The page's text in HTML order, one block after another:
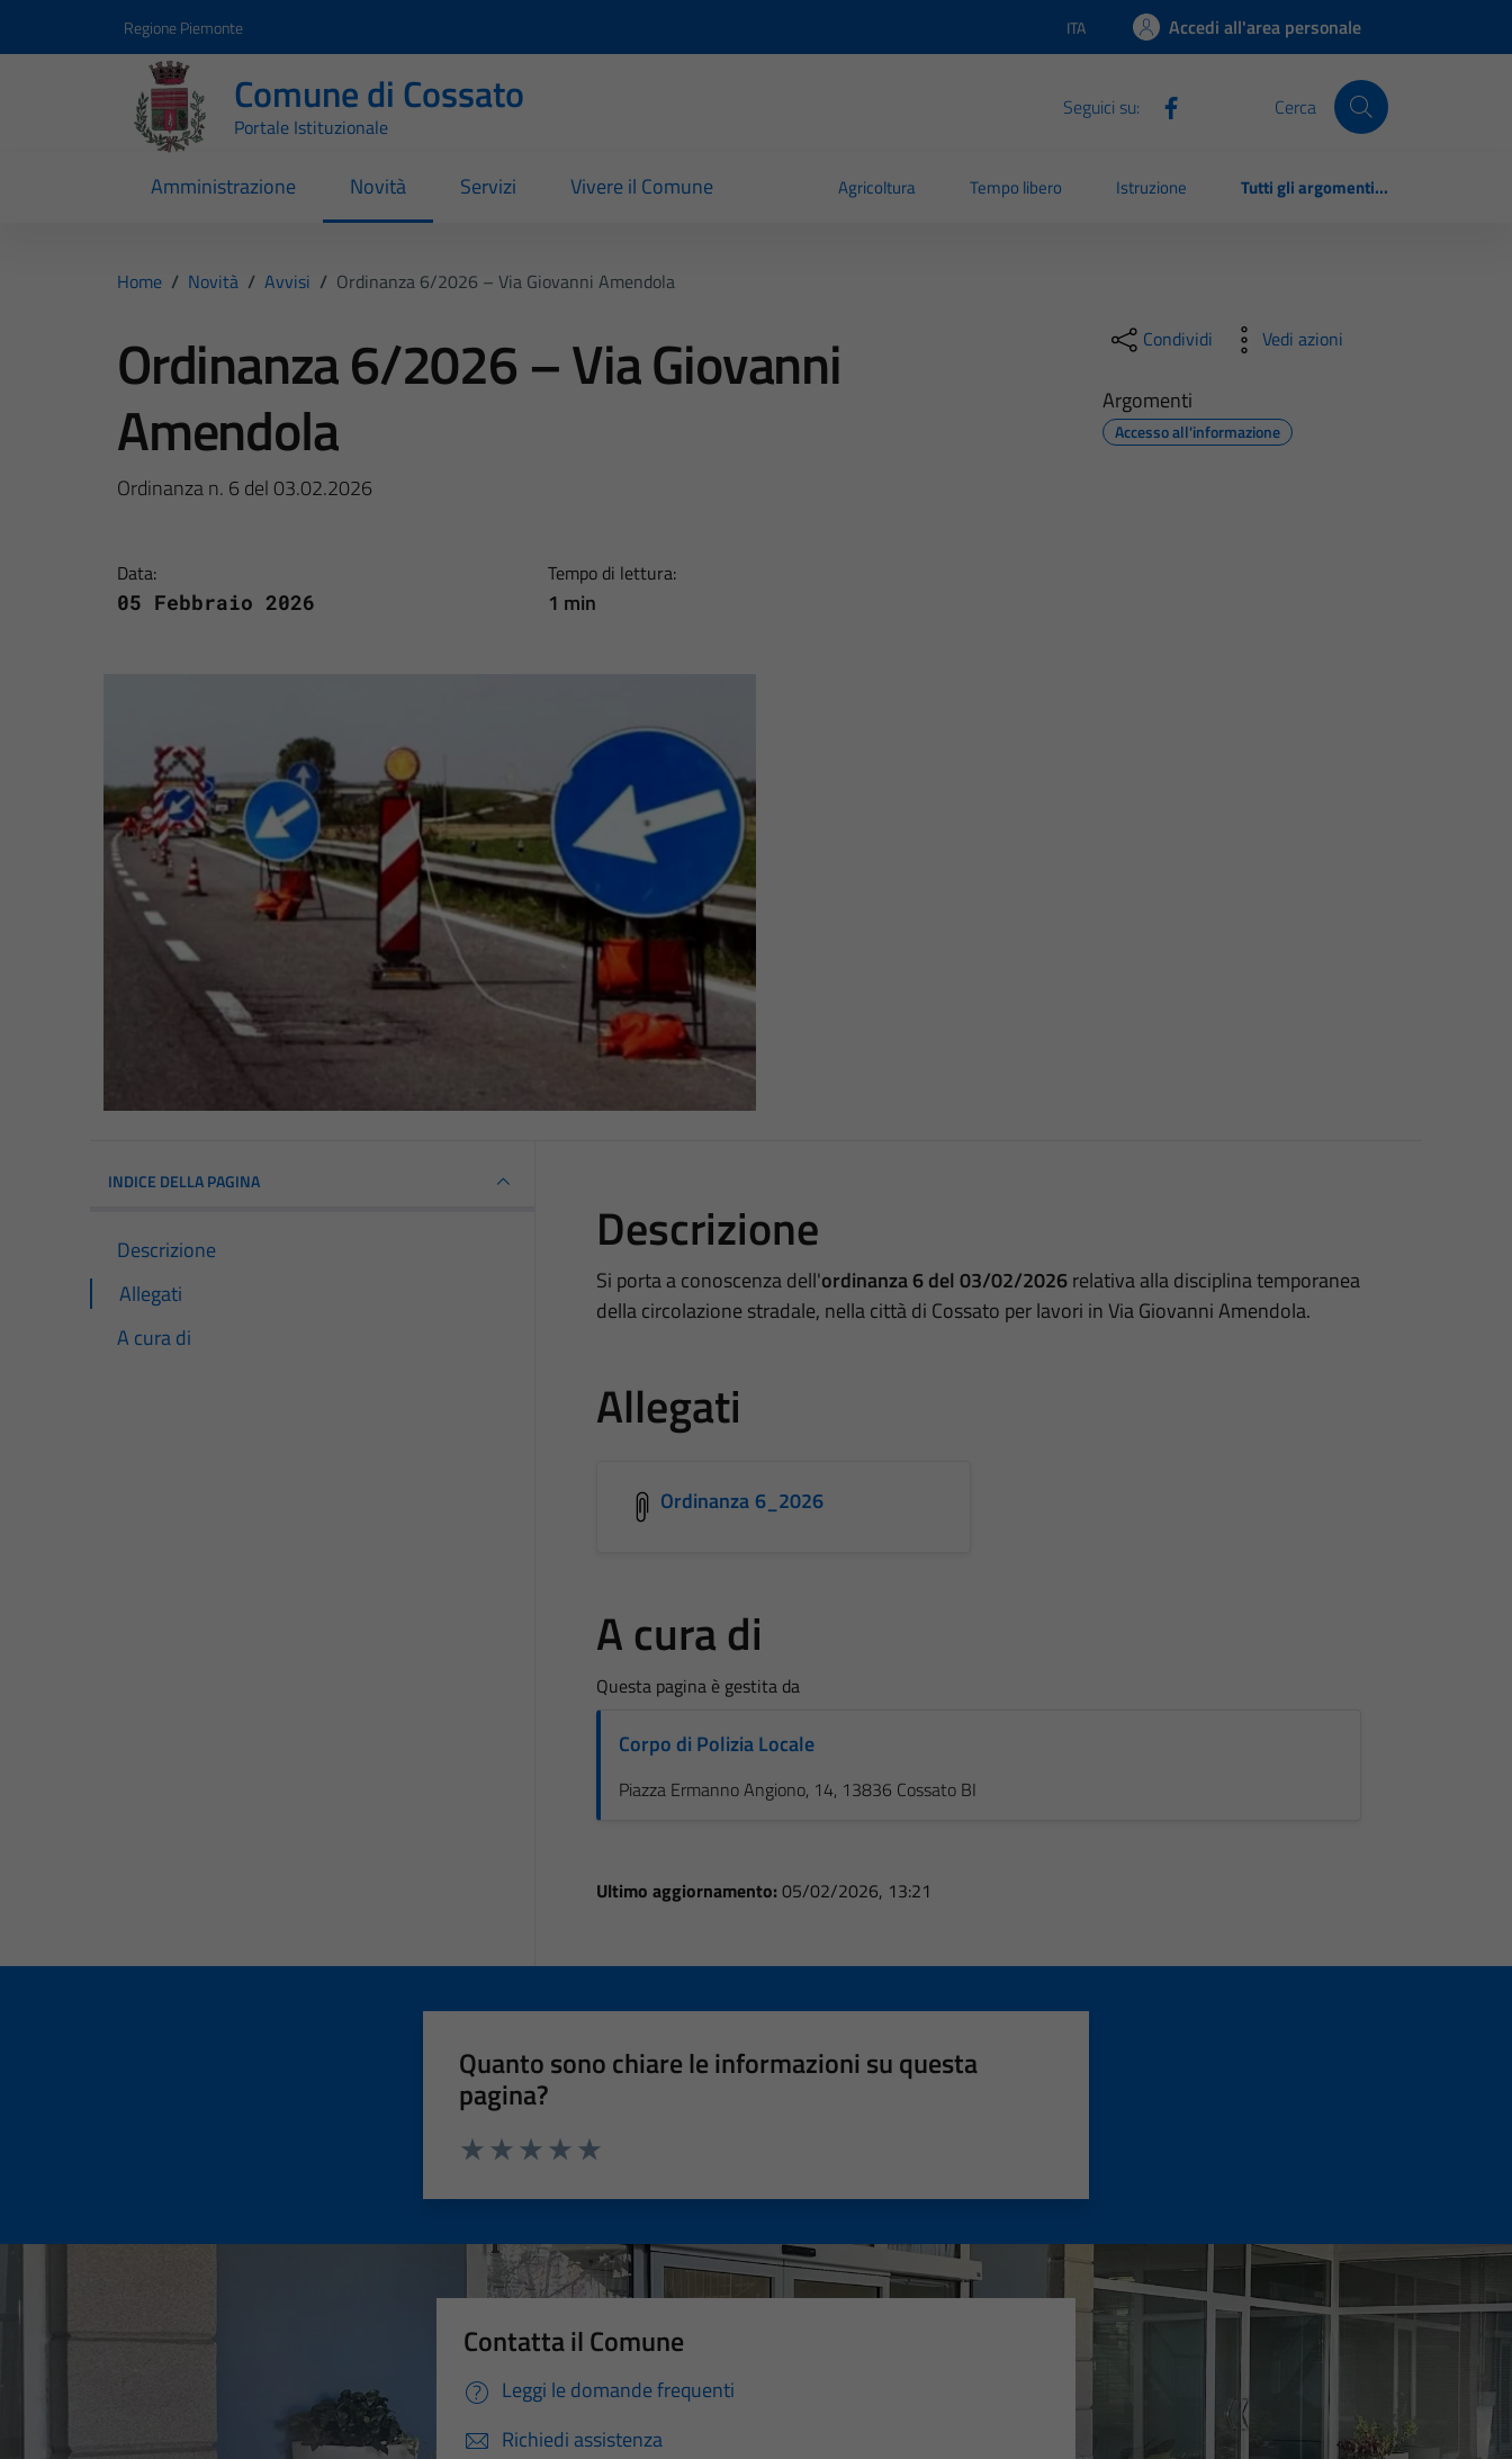
Regione Piemonte Lingua attiva:
ITA Accedi all'area personale
Comune di Cossato
Portale Istituzionale
Seguici su: Cerca
Amministrazione Novità Servizi Vivere il Comune Agricoltura Tempo libero Istruzione Tutti gli argomenti...
Home / Novità / Avvisi / Ordinanza 6/2026 – Via Giovanni Amendola
Ordinanza 6/2026 – Via Giovanni
Amendola
Ordinanza n. 6 del 03.02.2026
Data:
05 Febbraio 2026
Tempo di lettura:
1 min
Condividi Vedi azioni
Argomenti
Accesso all'informazione
INDICE DELLA PAGINA
Descrizione
Allegati
A cura di
Descrizione
Si porta a conoscenza dell'ordinanza 6 del 03/02/2026relativa alla disciplina temporanea
della circolazione stradale, nella città di Cossato per lavori in Via Giovanni Amendola.
Allegati
Ordinanza 6_2026
A cura di
Questa pagina è gestita da
Corpo di Polizia Locale
Piazza Ermanno Angiono, 14, 13836 Cossato BI
Ultimo aggiornamento: 05/02/2026, 13:21
Quanto sono chiare le informazioni su questa
pagina?
Contatta il Comune
Leggi le domande frequenti
Richiedi assistenza